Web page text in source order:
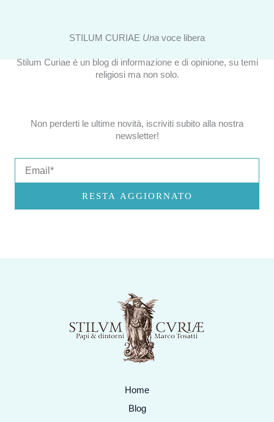
STILUM CURIAE Una voce libera
Stilum Curiae è un blog di informazione e di opinione, su temi
religiosi ma non solo.
Non perderti le ultime novità, iscriviti subito alla nostra
newsletter!
RESTA AGGIORNATO
Home
Blog